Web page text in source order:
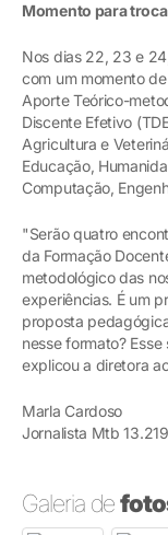
Momento para
Nos dias 22, 23 e
com um momento
Aporte Teórico-
Discente Efetivo
Agricultura e
Educação,
Computação,
"Serão quatro
da Formação
metodológico das
experiências. É um
proposta
nesse formato?
explicou a diretora
Marla Cardoso
Jornalista Mtb 13.219
Galeria de